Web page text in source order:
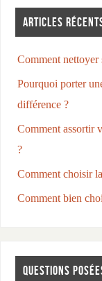
ARTICLES
Comment nettoyer
Pourquoi porter
différence ?
Comment assortir
?
Comment choisir
Comment bien
QUESTIONS